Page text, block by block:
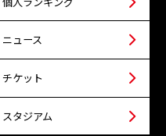
ニュース
チケット
スタジアム